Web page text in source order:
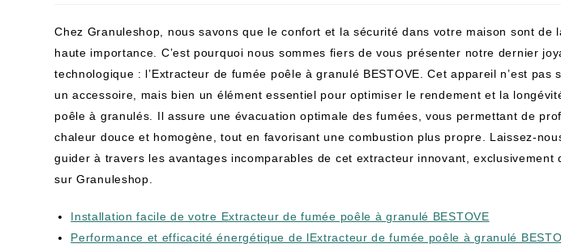
Chez Granuleshop, nous savons que le confort et la sécurité dans votre maison sont de
haute importance. C’est pourquoi nous sommes fiers de vous présenter notre dernier
technologique : l’Extracteur de fumée poêle à granulé BESTOVE. Cet appareil n’est pas
un accessoire, mais bien un élément essentiel pour optimiser le rendement et la
poêle à granulés. Il assure une évacuation optimale des fumées, vous permettant de
chaleur douce et homogène, tout en favorisant une combustion plus propre. Laissez-
guider à travers les avantages incomparables de cet extracteur innovant, exclusivement
sur Granuleshop.
Installation facile de votre Extracteur de fumée poêle à granulé BESTOVE
Performance et efficacité énergétique de lExtracteur de fumée poêle à granulé